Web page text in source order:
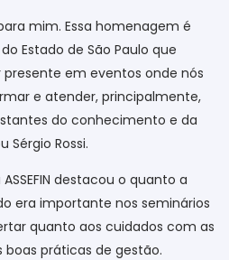
mim. Essa homenagem é
Estado de São Paulo que
em eventos onde nós
e atender, principalmente,
do conhecimento e da
Sérgio Rossi.
destacou o quanto a
era importante nos seminários
quanto aos cuidados com as
práticas de gestão.